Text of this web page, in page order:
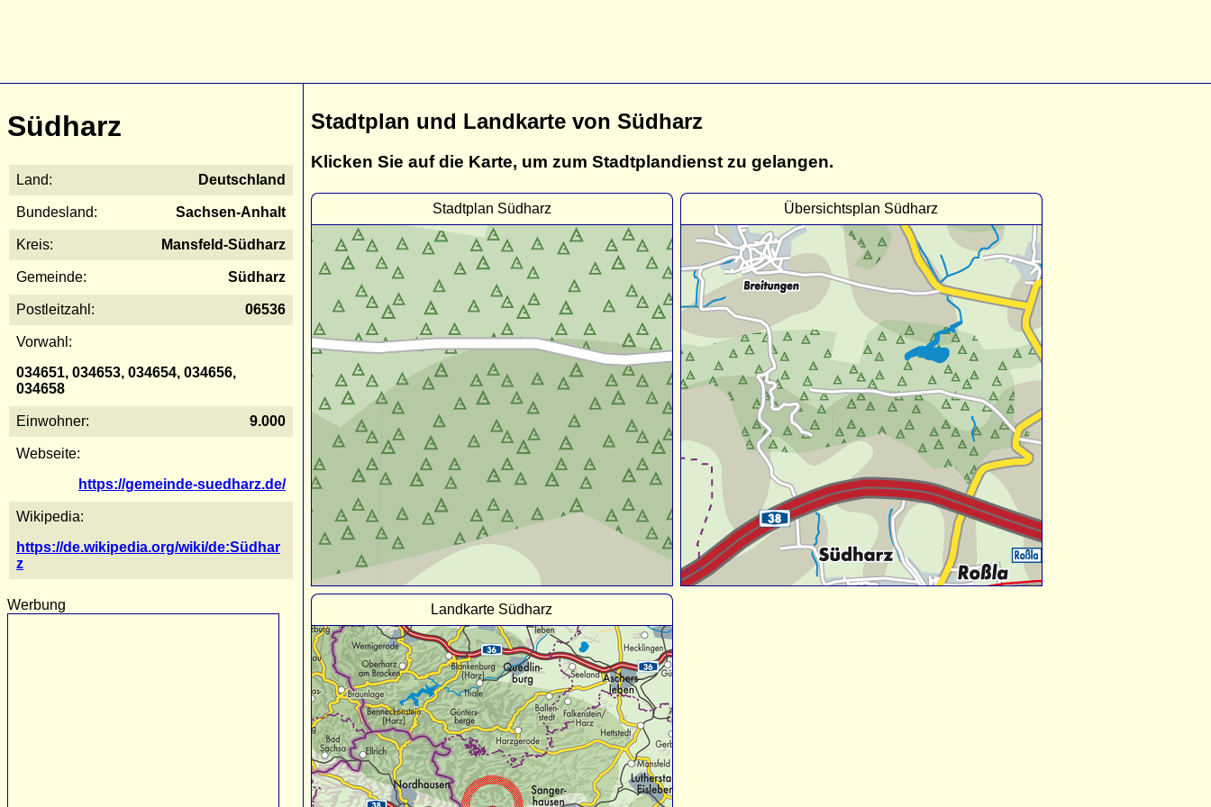
Südharz
Land: Deutschland
Bundesland: Sachsen-Anhalt
Kreis: Mansfeld-Südharz
Gemeinde: Südharz
Postleitzahl: 06536
Vorwahl:
034651, 034653, 034654, 034656,
034658
Einwohner: 9.000
Webseite:
https://gemeinde-suedharz.de/
Wikipedia:
https://de.wikipedia.org/wiki/de:Südhar
z
Werbung
Stadtplan und Landkarte von Südharz
Klicken Sie auf die Karte, um zum Stadtplandienst zu gelangen.
Stadtplan Südharz Übersichtsplan Südharz
Landkarte Südharz